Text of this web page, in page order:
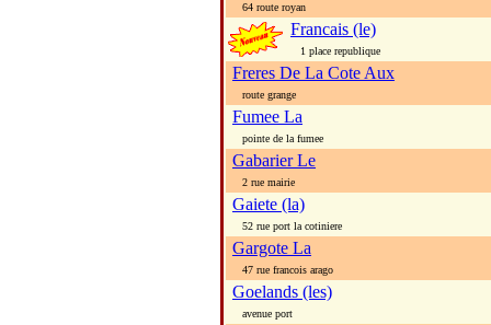
64 route royan
Francais (le)
1 place republique
Freres De La Cote Aux
route grange
Fumee La
pointe de la fumee
Gabarier Le
2 rue mairie
Gaiete (la)
52 rue port la cotiniere
Gargote La
47 rue francois arago
Goelands (les)
avenue port